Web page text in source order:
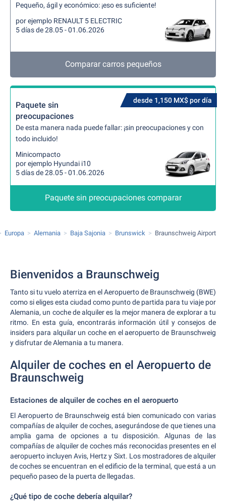
Pequeño, ágil y económico: ¡eso es suficiente!
por ejemplo RENAULT 5 ELECTRIC
5 días de 28.05 - 01.06.2026
Comparar carros pequeños
desde 1,150 MX$ por día
Paquete sin
preocupaciones
De esta manera nada puede fallar: ¡sin preocupaciones y con
todo incluido!
Minicompacto
por ejemplo Hyundai i10
5 días de 28.05 - 01.06.2026
Paquete sin preocupaciones comparar
Europa Alemania Baja Sajonia Brunswick Braunschweig Airport
Bienvenidos a Braunschweig
Tanto si tu vuelo aterriza en el Aeropuerto de Braunschweig (BWE)
como si eliges esta ciudad como punto de partida para tu viaje por
Alemania, un coche de alquiler es la mejor manera de explorar a tu
ritmo. En esta guía, encontrarás información útil y consejos de
insiders para alquilar un coche en el aeropuerto de Braunschweig
y disfrutar de Alemania a tu manera.
Alquiler de coches en el Aeropuerto de
Braunschweig
Estaciones de alquiler de coches en el aeropuerto
El Aeropuerto de Braunschweig está bien comunicado con varias
compañías de alquiler de coches, asegurándose de que tienes una
amplia gama de opciones a tu disposición. Algunas de las
compañías de alquiler de coches más reconocidas presentes en el
aeropuerto incluyen Avis, Hertz y Sixt. Los mostradores de alquiler
de coches se encuentran en el edificio de la terminal, que está a un
pequeño paseo de la puerta de llegadas.
¿Qué tipo de coche debería alquilar?